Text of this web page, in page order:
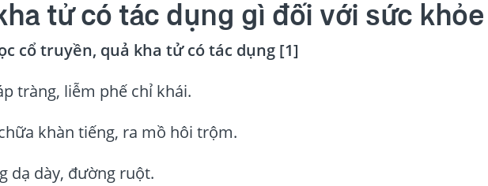
tử có tác dụng gì đối với sức khỏe
cổ truyền, quả kha tử có tác dụng [1]
tràng, liễm phế chỉ khái.
khàn tiếng, ra mồ hôi trộm.
dạ dày, đường ruột.